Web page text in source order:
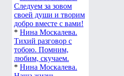
*Нина Москалева.
Следуем за зовом
своей души и творим
добро вместе с вами!
*Нина Москалева.
Тихий разговор с
тобою. Помним,
любим, скучаем.
*Нина Москалева.